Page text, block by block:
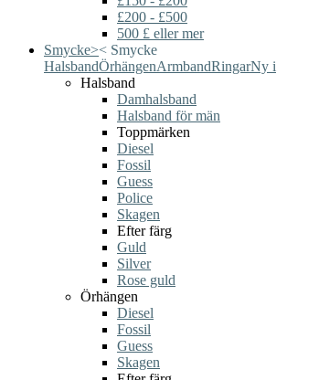
£200 - £500
500 £ eller mer
Smycke>< Smycke
HalsbandÖrhängenArmbandRingarNy i
Halsband
Damhalsband
Halsband för män
Toppmärken
Diesel
Fossil
Guess
Police
Skagen
Efter färg
Guld
Silver
Rose guld
Örhängen
Diesel
Fossil
Guess
Skagen